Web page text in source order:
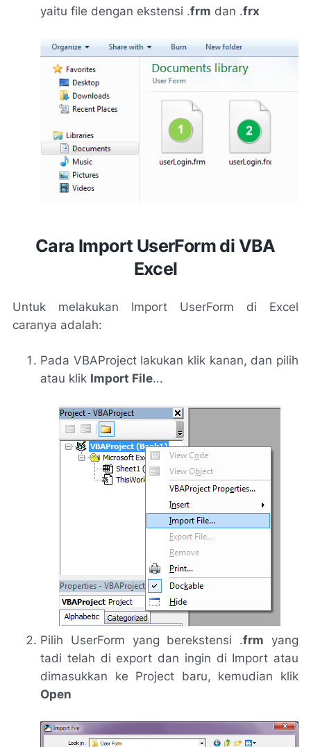
yaitu file dengan ekstensi .frm dan .frx
Cara Import UserForm di VBA
Excel
Untuk melakukan Import UserForm di Excel
caranya adalah:
Pada VBAProject lakukan klik kanan, dan pilih
atau klik Import File...
Pilih UserForm yang berekstensi .frm yang
tadi telah di export dan ingin di Import atau
dimasukkan ke Project baru, kemudian klik
Open